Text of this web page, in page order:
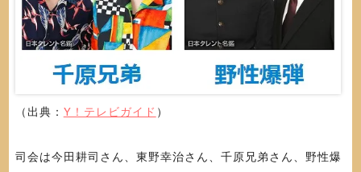
（出典： Y！テレビガイド ）
司会は今田耕司さん、東野幸治さん、千原兄弟さん、野性爆